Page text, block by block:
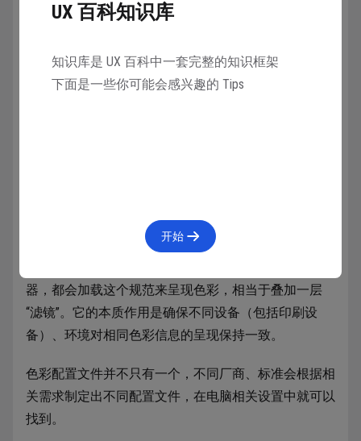
色彩配置文件（ICC，也叫色彩描述文件）是一个用来
器，都会加载这个规范来呈现色彩，相当于叠加一层
“滤镜”。它的本质作用是确保不同设备（包括印刷设
备）、环境对相同色彩信息的呈现保持一致。
色彩配置文件并不只有一个，不同厂商、标准会根据相
关需求制定出不同配置文件，在电脑相关设置中就可以
找到。
UX 百科知识库
知识库是 UX 百科中一套完整的知识框架
下面是一些你可能会感兴趣的 Tips
开始